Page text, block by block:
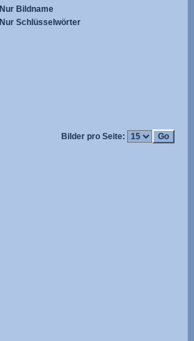
Nur Bildname
Nur Schlüsselwörter
Bilder pro Seite: